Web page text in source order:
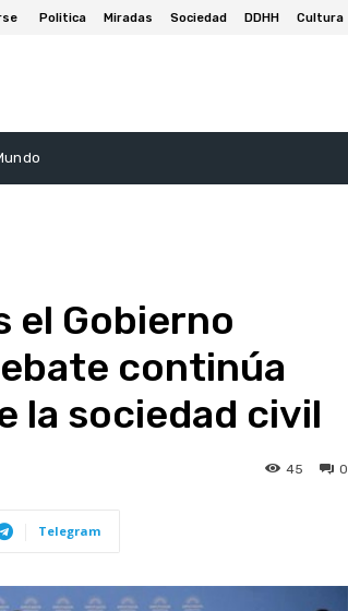
Politica Miradas Sociedad DDHH Cultura
el Gobierno
continúa
la sociedad civil
0
45
Telegram